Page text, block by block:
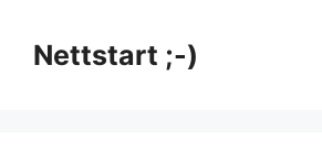
innholdNettstart ;-)